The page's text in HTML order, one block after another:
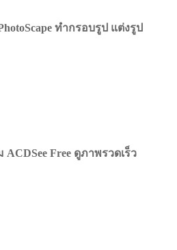
ทำกรอบรูป แต่งรูป
ACDSee Free ดูภาพรวดเร็ว